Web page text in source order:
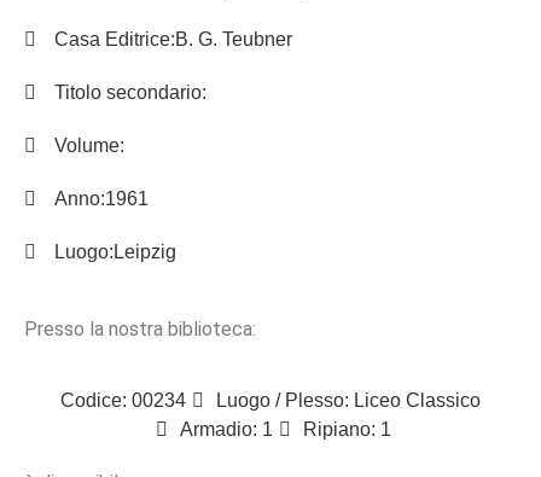
Casa Editrice:B. G. Teubner
Titolo secondario:
Volume:
Anno:1961
Luogo: Leipzig
Presso la nostra biblioteca:
Codice: 00234
Luogo / Plesso: Liceo Classico
Armadio: 1
Ripiano: 1